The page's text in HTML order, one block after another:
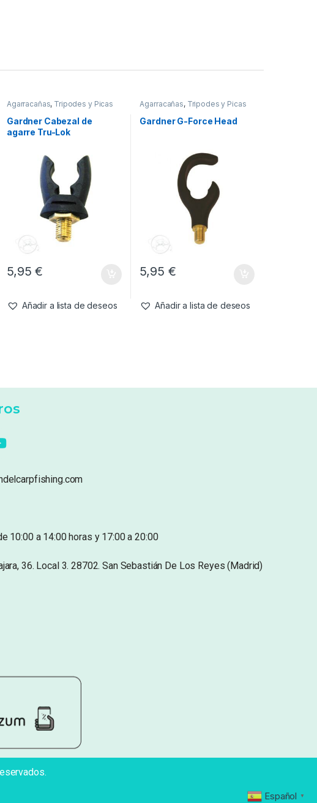
Agarracañas, Tripodes y Picas
Gardner Cabezal de
agarre Tru-Lok
5,95€
Añadir a lista de deseos
Agarracañas, Tripodes y Picas
Gardner G-Force Head
5,95 €
Añadir a lista de deseos
10:00 a 14:00 horas y 17:00 a 20:00
36. Local 3. 28702. San Sebastián De Los Reyes (Madrid)
Español ▼